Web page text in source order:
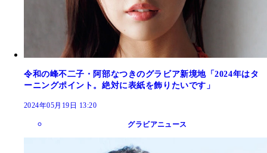
令和の峰不二子・阿部なつきのグラビア新境地「2024年はタ
ーニングポイント。絶対に表紙を飾りたいです」
2024年05月19日 13:20
グラビアニュース